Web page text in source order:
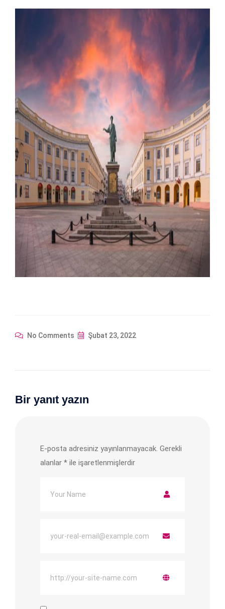
No Comments Şubat 23, 2022
Bir yanıt yazın
E-posta adresiniz yayınlanmayacak. Gerekli
alanlar * ile işaretlenmişlerdir